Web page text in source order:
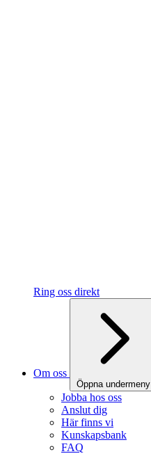
Ring oss direkt
Om oss
Öppna undermeny
Jobba hos oss
Anslut dig
Här finns vi
Kunskapsbank
FAQ